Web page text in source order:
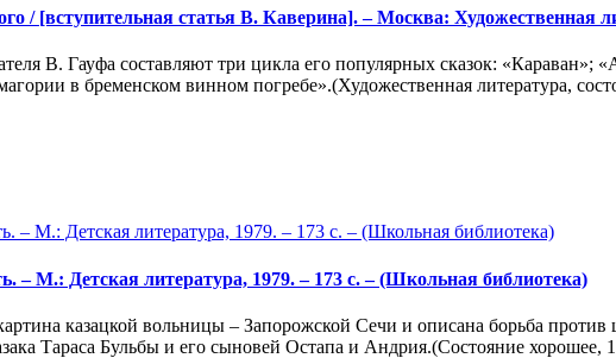
/ [вступительная статья В. Каверина]. – Москва: Художественная
В. Гауфа составляют три цикла его популярных сказок:
в бременском винном погребе».(Художественная литература,
– М.: Детская литература, 1979. – 173 с. – (Школьная библиотека)
казацкой вольницы – Запорожской Сечи и описана борьба
Тараса Бульбы и его сыновей Остапа и Андрия.(Состояние хорошее,